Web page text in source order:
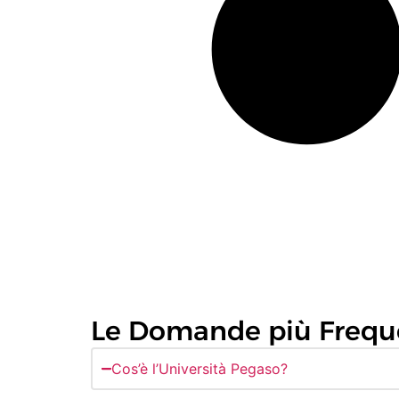
Le Domande più
Cos’è l’Università Pegaso?